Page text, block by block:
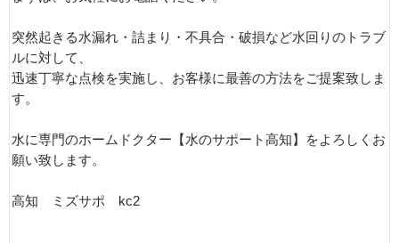
突然起きる水漏れ・詰まり・不具合・破損など水回りのトラブ
ルに対して、
迅速丁寧な点検を実施し、お客様に最善の方法をご提案致しま
す。
水に専門のホームドクター【水のサポート高知】をよろしくお
願い致します。
高知 ミズサポ kc2